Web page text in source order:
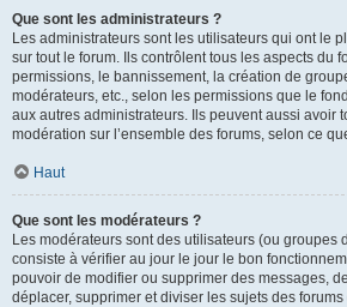
Que sont les administrateurs ?
Les administrateurs sont les utilisateurs qui ont le
sur tout le forum. Ils contrôlent tous les aspects du
permissions, le bannissement, la création de
modérateurs, etc., selon les permissions que le
aux autres administrateurs. Ils peuvent aussi avoir
modération sur l’ensemble des forums, selon ce
Haut
Que sont les modérateurs ?
Les modérateurs sont des utilisateurs (ou groupes
consiste à vérifier au jour le jour le bon
pouvoir de modifier ou supprimer des messages,
déplacer, supprimer et diviser les sujets des forums